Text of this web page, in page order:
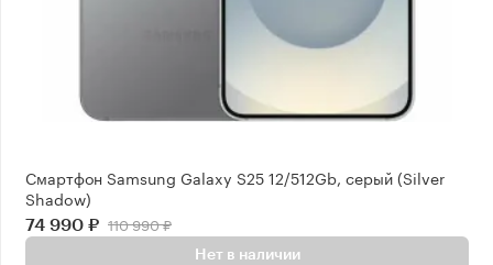
Смартфон Samsung Galaxy S25 12/512Gb, серый (Silver
Shadow)
74 990 ₽ 110 990 ₽
Нет в наличии